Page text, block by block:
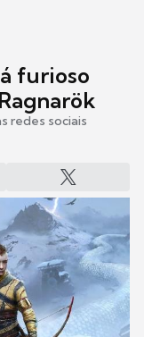
furioso
redes sociais